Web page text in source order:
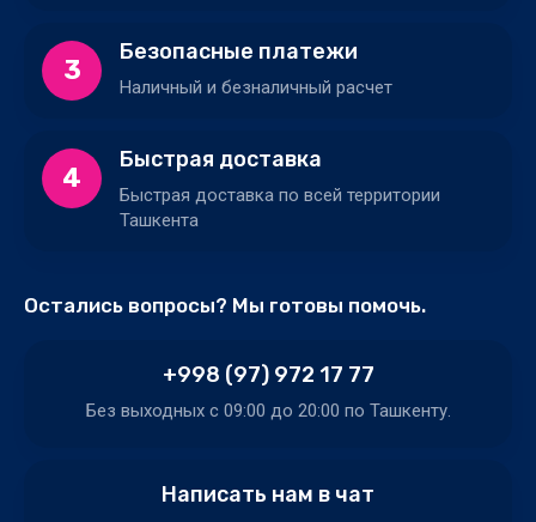
3
Безопасные платежи
Наличный и безналичный расчет
4
Быстрая доставка
Быстрая доставка по всей территории
Ташкента
Остались вопросы? Мы готовы помочь.
+998 (97) 972 17 77
Без выходных c 09:00 до 20:00 по Ташкенту.
Написать нам в чат